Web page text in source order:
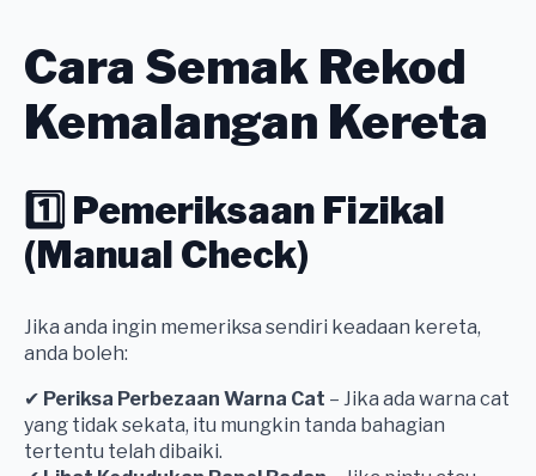
Cara Semak Rekod
Kemalangan Kereta
1️⃣ Pemeriksaan Fizikal
(Manual Check)
Jika anda ingin memeriksa sendiri keadaan kereta,
anda boleh:
✔ Periksa Perbezaan Warna Cat – Jika ada warna cat
yang tidak sekata, itu mungkin tanda bahagian
tertentu telah dibaiki.